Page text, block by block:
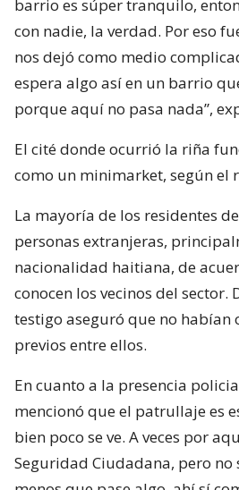
barrio es súper tranquilo,
con nadie, la verdad. Por eso
nos dejó como medio
espera algo así en un barrio
porque aquí no pasa nada”,
El cité donde ocurrió la riña
como un minimarket, según el
La mayoría de los residentes
personas extranjeras,
nacionalidad haitiana, de
conocen los vecinos del sector.
testigo aseguró que no habían
previos entre ellos.
En cuanto a la presencia
mencionó que el patrullaje es
bien poco se ve. A veces por
Seguridad Ciudadana, pero no